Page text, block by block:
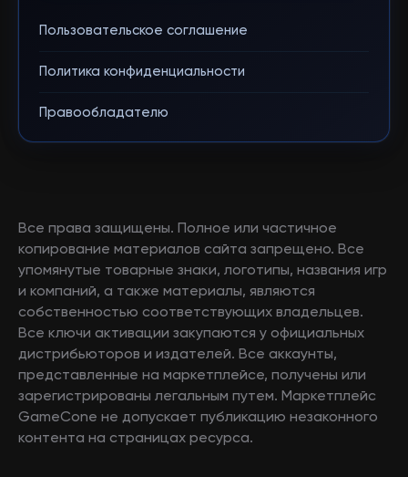
Пользовательское соглашение
Политика конфиденциальности
Правообладателю
Все права защищены. Полное или частичное
копирование материалов сайта запрещено. Все
упомянутые товарные знаки, логотипы, названия игр
и компаний, а также материалы, являются
собственностью соответствующих владельцев.
Все ключи активации закупаются у официальных
дистрибьюторов и издателей. Все аккаунты,
представленные на маркетплейсе, получены или
зарегистрированы легальным путем. Маркетплейс
GameCone не допускает публикацию незаконного
контента на страницах ресурса.